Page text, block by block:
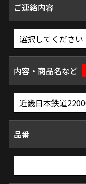
ご連絡内容
内容・商品名など
品番